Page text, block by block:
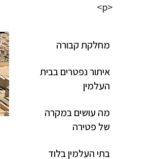
<p>
מחלקת קבורה
איתור נפטרים בבית
העלמין
מה עושים במקרה
של פטירה
בתי העלמין בלוד